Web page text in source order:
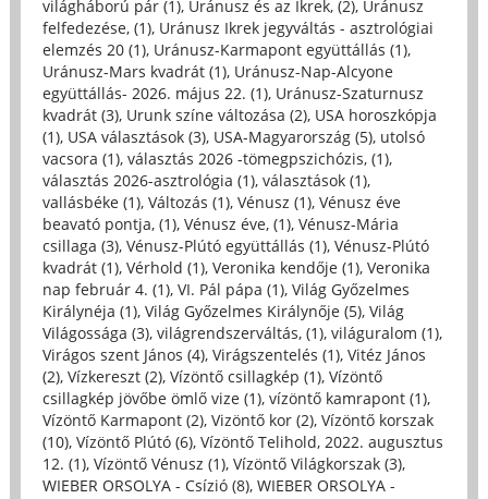
világháború pár (1), Uránusz és az Ikrek, (2), Uránusz
felfedezése, (1), Uránusz Ikrek jegyváltás - asztrológiai
elemzés 20 (1), Uránusz-Karmapont együttállás (1),
Uránusz-Mars kvadrát (1), Uránusz-Nap-Alcyone
együttállás- 2026. május 22. (1), Uránusz-Szaturnusz
kvadrát (3), Urunk színe változása (2), USA horoszkópja
(1), USA választások (3), USA-Magyarország (5), utolsó
vacsora (1), választás 2026 -tömegpszichózis, (1),
választás 2026-asztrológia (1), választások (1),
vallásbéke (1), Változás (1), Vénusz (1), Vénusz éve
beavató pontja, (1), Vénusz éve, (1), Vénusz-Mária
csillaga (3), Vénusz-Plútó együttállás (1), Vénusz-Plútó
kvadrát (1), Vérhold (1), Veronika kendője (1), Veronika
nap február 4. (1), VI. Pál pápa (1), Világ Győzelmes
Királynéja (1), Világ Győzelmes Királynője (5), Világ
Világossága (3), világrendszerváltás, (1), világuralom (1),
Virágos szent János (4), Virágszentelés (1), Vitéz János
(2), Vízkereszt (2), Vízöntő csillagkép (1), Vízöntő
csillagkép jövőbe ömlő vize (1), vízöntő kamrapont (1),
Vízöntő Karmapont (2), Vizöntő kor (2), Vízöntő korszak
(10), Vízöntő Plútó (6), Vízöntő Telihold, 2022. augusztus
12. (1), Vízöntő Vénusz (1), Vízöntő Világkorszak (3),
WIEBER ORSOLYA - Csízió (8), WIEBER ORSOLYA -